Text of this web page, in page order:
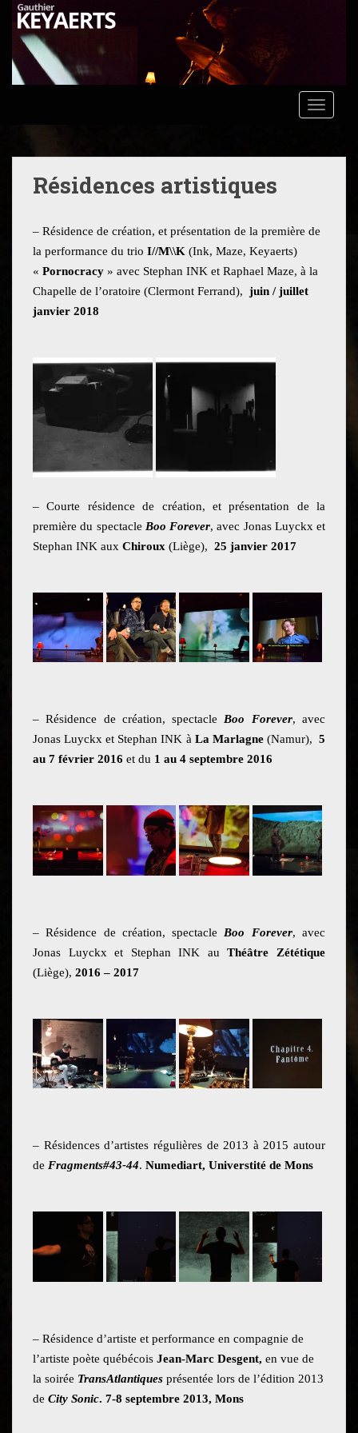
Résidences artistiques
– Résidence de création, et présentation de la première de
la performance du trio I//M\\K (Ink, Maze, Keyaerts)
« Pornocracy » avec Stephan INK et Raphael Maze, à la
Chapelle de l’oratoire (Clermont Ferrand), juin / juillet
janvier 2018
– Courte résidence de création, et présentation de la
première du spectacle Boo Forever, avec Jonas Luyckx et
Stephan INK aux Chiroux (Liège), 25 janvier 2017
– Résidence de création, spectacleBoo Forever, avec
Jonas Luyckx et Stephan INK à La Marlagne(Namur), 5
au 7 février 2016 et du 1 au 4 septembre 2016
– Résidence de création, spectacle Boo Forever, avec
Jonas Luyckx et Stephan INK au Théâtre Zététique
(Liège), 2016 – 2017
– Résidences d’artistes régulières de 2013 à 2015 autour
de Fragments#43-44. Numediart, Universtité de Mons
– Résidence d’artiste et performance en compagnie de
l’artiste poète québécois Jean-Marc Desgent, en vue de
la soirée TransAtlantiques présentée lors de l’édition 2013
de City Sonic. 7-8 septembre 2013, Mons